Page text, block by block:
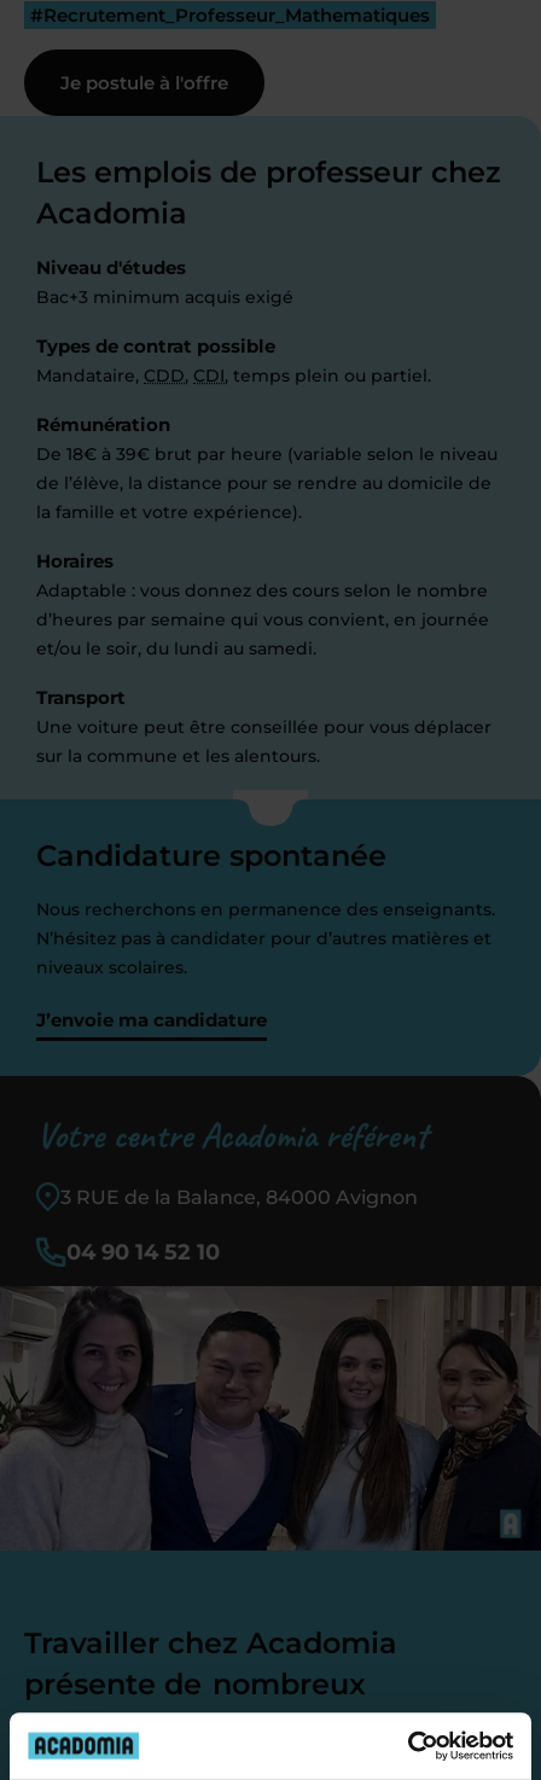
#Recrutement_Professeur_Mathematiques
Je postule à l'offre
Les emplois de professeur chez
Acadomia
Niveau d'études
Bac+3 minimum acquis exigé
Types de contrat possible
Mandataire, CDD, CDI, temps plein ou partiel.
Rémunération
De 18€ à 39€ brut par heure (variable selon le niveau
de l’élève, la distance pour se rendre au domicile de
la famille et votre expérience).
Horaires
Adaptable : vous donnez des cours selon le nombre
d’heures par semaine qui vous convient, en journée
et/ou le soir, du lundi au samedi.
Transport
Une voiture peut être conseillée pour vous déplacer
sur la commune et les alentours.
Candidature spontanée
Nous recherchons en permanence des enseignants.
N’hésitez pas à candidater pour d’autres matières et
niveaux scolaires.
J’envoie ma candidature
Votre centre Acadomia référent
3 RUE de la Balance, 84000 Avignon
04 90 14 52 10
Travailler chez Acadomia
présente de nombreux
avantages